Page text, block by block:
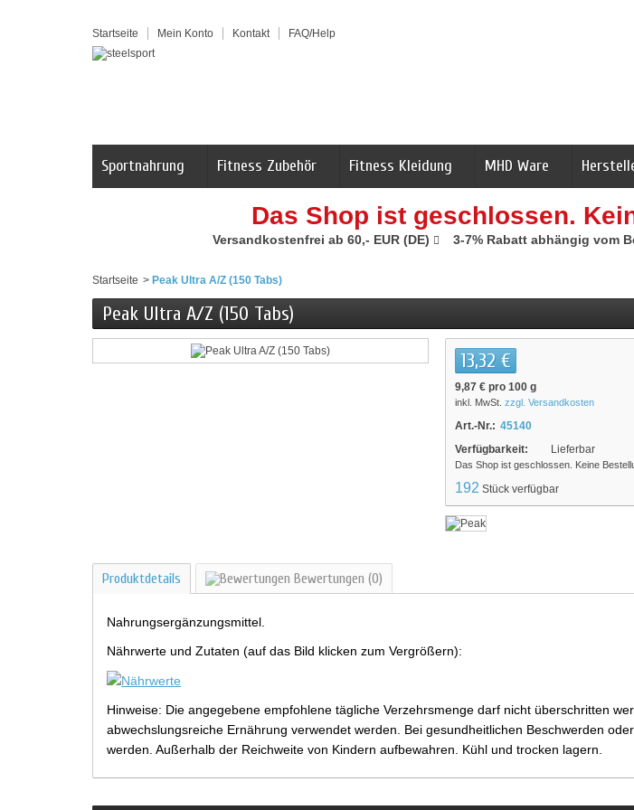
Startseite Mein Konto Kontakt FAQ/Help
Sportnahrung Fitness Zubehör Fitness Kleidung MHD Ware
Das Shop ist geschlossen.
Versandkostenfrei ab 60,- EUR (DE) 3-7% Rabatt abhängig vom
Startseite > Peak Ultra A/Z (150 Tabs)
Peak Ultra A/Z (150 Tabs)
13,32 €
9,87 € pro 100 g
inkl. MwSt. zzgl. Versandkosten
Art.-Nr.: 45140
Verfügbarkeit:
Lieferbar
Das Shop ist geschlossen. Keine
192 Stück verfügbar
Produktdetails Bewertungen (0)
Nahrungsergänzungsmittel.
Nährwerte und Zutaten (auf das Bild klicken zum Vergrößern):
Hinweise: Die angegebene empfohlene tägliche Verzehrsmenge darf nicht überschritten
abwechslungsreiche Ernährung verwendet werden. Bei gesundheitlichen Beschwerden
werden. Außerhalb der Reichweite von Kindern aufbewahren. Kühl und trocken lagern.